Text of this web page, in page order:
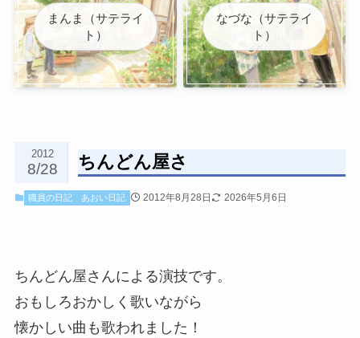
まんま（サテライ
ト）
なづな（サテライ
ト）
ちんどん屋さ
2012
8/28
職員の日記 あおい日記 2012年8月28日 2026年5月6日
ちんどん屋さんによる演技です。
おもしろおかしく歌いながら
懐かしい曲も歌われました！